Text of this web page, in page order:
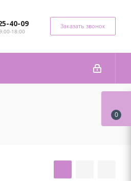
40-09
18:00
Заказать звонок
0